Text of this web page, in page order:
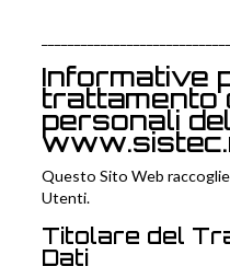
Informative
trattamento
personali
Questo Sito Web
Utenti.
Titolare del
Dati